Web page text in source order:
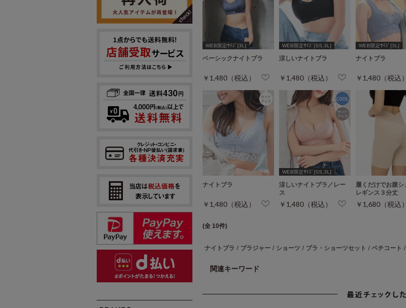
WEB限定ｻｲｽﾞ[3L]
ベーシックナイトブラ
￥1,480（税込）
WEB限定ｻｲｽﾞ[SS,3L]
涼しいナイトブラ
￥1,480（税込）
WEB限定ｻｲｽﾞ[3L]
ナイトブラ
￥1,480（税込）
ナイトブラ
￥1,480（税込）
WEB限定ｻｲｽﾞ[SS,3L]
涼しいナイトブラ／レー
ス
￥1,480（税込）
履くだけでお腹シ
レギンス３分丈
￥1,680（税込）
(全 10件)
ナイトブラ / ブラジャー / ショーツ / ブラ・ショーツセット / ペチコート /
関連キーワード